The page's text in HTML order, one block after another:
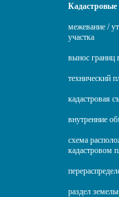
межевание /
участка
вынос границ
технический
кадастровая
внутренние
схема
кадастровом
раздел